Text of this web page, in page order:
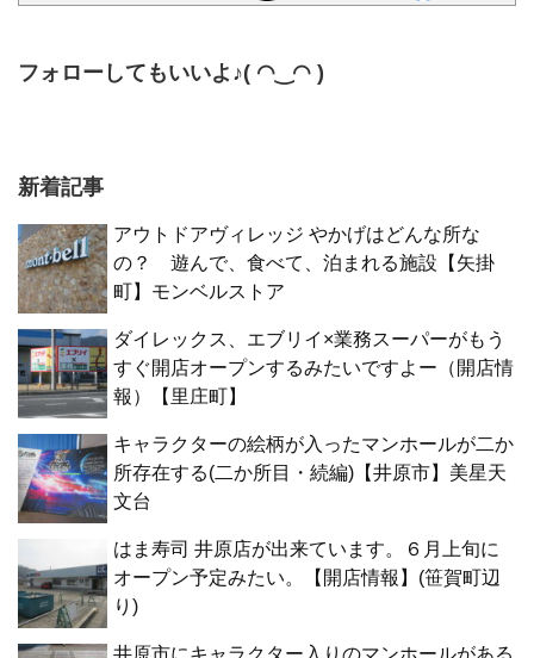
フォローしてもいいよ♪( ◠‿◠ )
新着記事
アウトドアヴィレッジ やかげはどんな所な
の？ 遊んで、食べて、泊まれる施設【矢掛
町】モンベルストア
ダイレックス、エブリイ×業務スーパーがもう
すぐ開店オープンするみたいですよー（開店情
報）【里庄町】
キャラクターの絵柄が入ったマンホールが二か
所存在する(二か所目・続編)【井原市】美星天
文台
はま寿司 井原店が出来ています。６月上旬に
オープン予定みたい。【開店情報】(笹賀町辺
り)